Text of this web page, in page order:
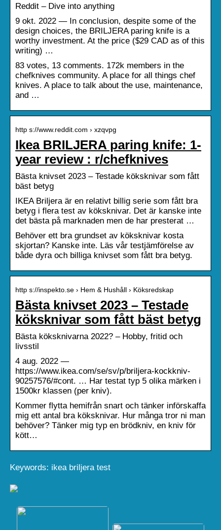
Reddit – Dive into anything
9 okt. 2022 — In conclusion, despite some of the
design choices, the BRILJERA paring knife is a
worthy investment. At the price ($29 CAD as of this
writing) …
83 votes, 13 comments. 172k members in the
chefknives community. A place for all things chef
knives. A place to talk about the use, maintenance,
and …
http s://www.reddit.com › xzqvpg
Ikea BRILJERA paring knife: 1-
year review : r/chefknives
Bästa knivset 2023 – Testade köksknivar som fått
bäst betyg
IKEA Briljera är en relativt billig serie som fått bra
betyg i flera test av köksknivar. Det är kanske inte
det bästa på marknaden men de har presterat …
Behöver ett bra grundset av köksknivar kosta
skjortan? Kanske inte. Läs vår testjämförelse av
både dyra och billiga knivset som fått bra betyg.
http s://inspekto.se › Hem & Hushåll › Köksredskap
Bästa knivset 2023 – Testade
köksknivar som fått bäst betyg
Bästa köksknivarna 2022? – Hobby, fritid och
livsstil
4 aug. 2022 —
https://www.ikea.com/se/sv/p/briljera-kockkniv-
90257576/#cont. … Har testat typ 5 olika märken i
1500kr klassen (per kniv).
Kommer flytta hemifrån snart och tänker införskaffa
mig ett antal bra köksknivar. Hur många tror ni man
behöver? Tänker mig typ en brödkniv, en kniv för
kött…
Keywords: ikea briljera test